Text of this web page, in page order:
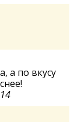
а по вкусу